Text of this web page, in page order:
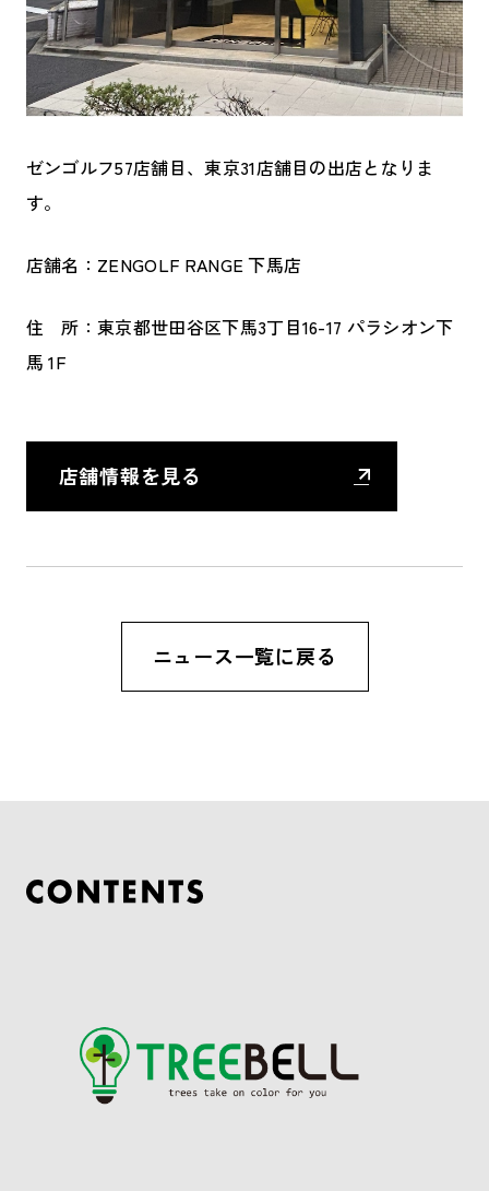
ゼンゴルフ57店舗目、東京31店舗目の出店となりま
す。
店舗名：ZENGOLF RANGE 下馬店
住 所：東京都世田谷区下馬3丁目16-17 パラシオン下
馬 1F
店舗情報を見る
ニュース一覧に戻る